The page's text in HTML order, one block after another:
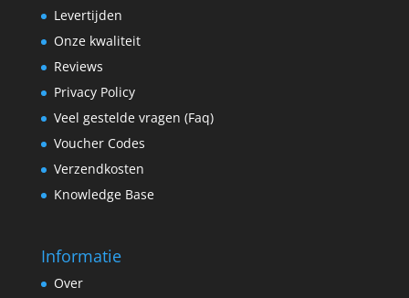
Levertijden
Onze kwaliteit
Reviews
Privacy Policy
Veel gestelde vragen (Faq)
Voucher Codes
Verzendkosten
Knowledge Base
Informatie
Over